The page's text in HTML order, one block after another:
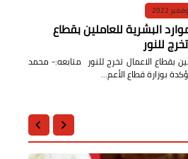
البشرية للعاملين بقطاع
للنور
بقطاع الاعمال تخرج للنور متابعه:- محمد
بوزارة قطاع الأعم…